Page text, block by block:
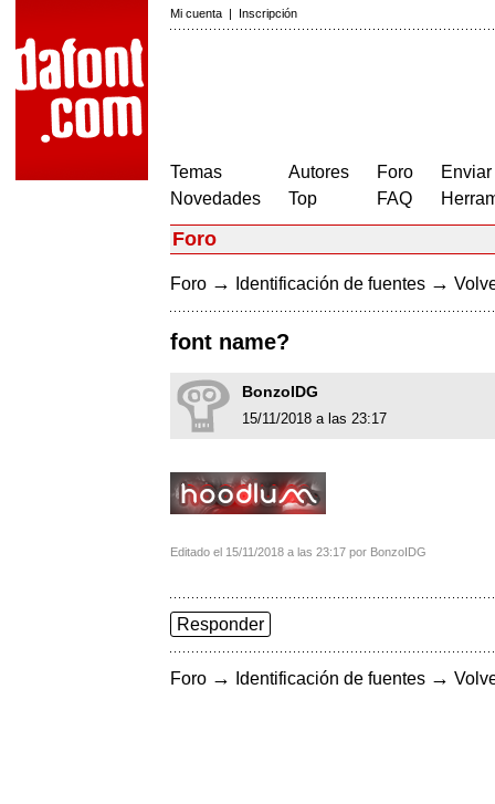
Mi cuenta | Inscripción
Temas
Novedades
Autores
Top
Foro
FAQ
Foro
Foro → Identificación de fuentes →
font name?
BonzoIDG
15/11/2018 a las 23:17
Editado el 15/11/2018 a las 23:17 por BonzoIDG
Responder
Foro → Identificación de fuentes →